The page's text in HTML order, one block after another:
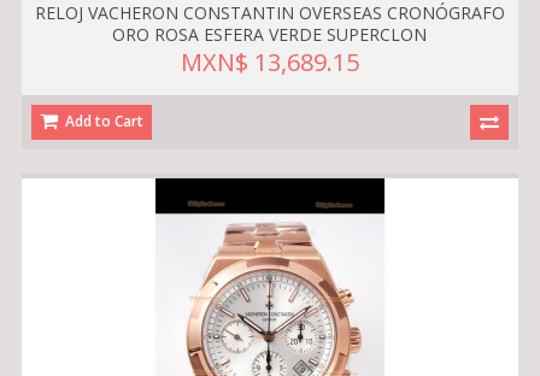
RELOJ VACHERON CONSTANTIN OVERSEAS CRONÓGRAFO
ORO ROSA ESFERA VERDE SUPERCLON
MXN$ 13,689.15
Add to Cart